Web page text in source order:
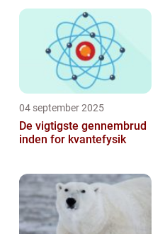
04 september 2025
De vigtigste gennembrud
inden for kvantefysik